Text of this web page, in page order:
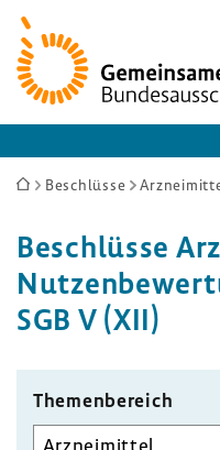
Zur
Startseite
Sie
hier:
Beschlüsse
Beschlüsse
SGB V (XII)
Themen­be­reich
Unterausschuss